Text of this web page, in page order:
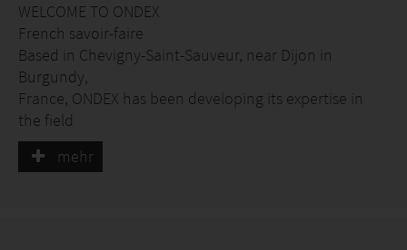
WELCOME TO ONDEX
French savoir-faire
Based in Chevigny-Saint-Sauveur, near Dijon in
Burgundy,
France, ONDEX has been developing its expertise in
the field
of flat and corrugated bi-oriented PVC sheets since
1965.
mehr